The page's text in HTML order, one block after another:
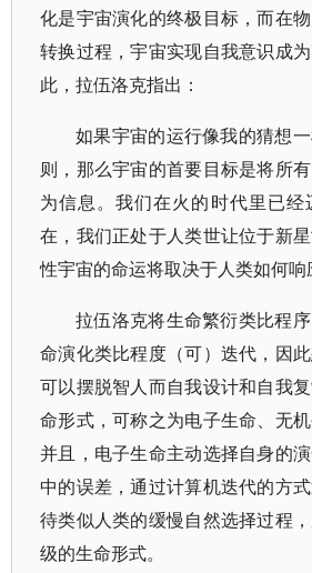
化是宇宙演化的终极目标，而在
转换过程，宇宙实现自我意识成
此，拉伍洛克指出：
如果宇宙的运行像我的猜想
则，那么宇宙的首要目标是将所
为信息。我们在火的时代里已经
在，我们正处于人类世让位于新
性宇宙的命运将取决于人类如何响
拉伍洛克将生命繁衍类比程
命演化类比程度（可）迭代，因
可以摆脱智人而自我设计和自我
命形式，可称之为电子生命、无机
并且，电子生命主动选择自身的
中的误差，通过计算机迭代的方
待类似人类的缓慢自然选择过程
级的生命形式。